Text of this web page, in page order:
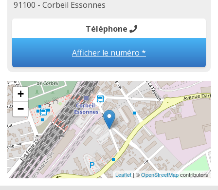
91100 - Corbeil Essonnes
Téléphone
Afficher le numéro *
+
−
Leaflet | ©OpenStreetMapcontributors